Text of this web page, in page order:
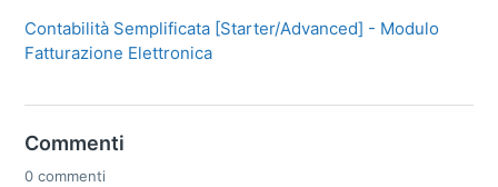
Contabilità Semplificata [Starter/Advanced] - Modulo
Fatturazione Elettronica
Commenti
0 commenti